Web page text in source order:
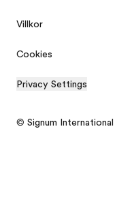
Villkor
Cookies
Privacy Settings
© Signum